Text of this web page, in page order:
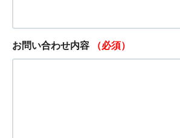
お問い合わせ内容 （必須）